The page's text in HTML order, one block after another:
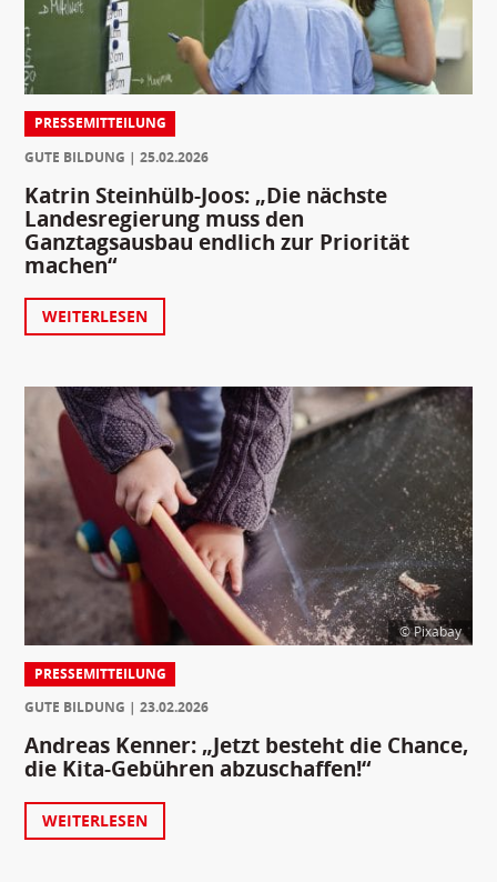
PRESSEMITTEILUNG
GUTE BILDUNG
25.02.2026
Katrin Steinhülb-Joos: „Die nächste
Landesregierung muss den
Ganztagsausbau endlich zur Priorität
machen“
WEITERLESEN
© Pixabay
PRESSEMITTEILUNG
GUTE BILDUNG
23.02.2026
Andreas Kenner: „Jetzt besteht die Chance,
die Kita-Gebühren abzuschaffen!“
WEITERLESEN